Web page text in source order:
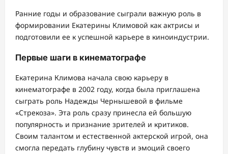
Ранние годы и образование сыграли важную роль в
формировании Екатерины Климовой как актрисы и
подготовили ее к успешной карьере в киноиндустрии.
Первые шаги в кинематографе
Екатерина Климова начала свою карьеру в
кинематографе в 2002 году, когда была приглашена
сыграть роль Надежды Чернышевой в фильме
«Стрекоза». Эта роль сразу принесла ей большую
популярность и признание зрителей и критиков.
Своим талантом и естественной актерской игрой, она
смогла передать глубину чувств и эмоций своего